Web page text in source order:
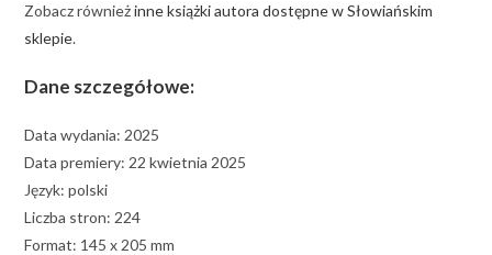
Zobacz równieżinne książki autora dostępne w Słowiańskim
sklepie.
Dane szczegółowe:
Data wydania: 2025
Data premiery: 22 kwietnia 2025
Język: polski
Liczba stron: 224
Format: 145 x 205 mm